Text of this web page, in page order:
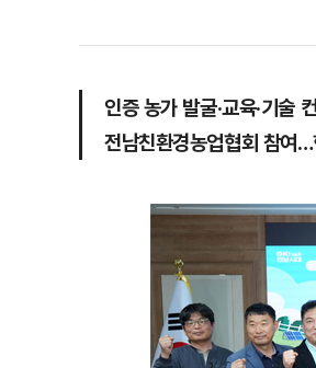
인증 농가 발굴·교육·기술
전남친환경농업협회 참여